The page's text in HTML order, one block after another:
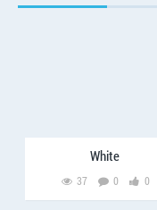
White
37 0 0